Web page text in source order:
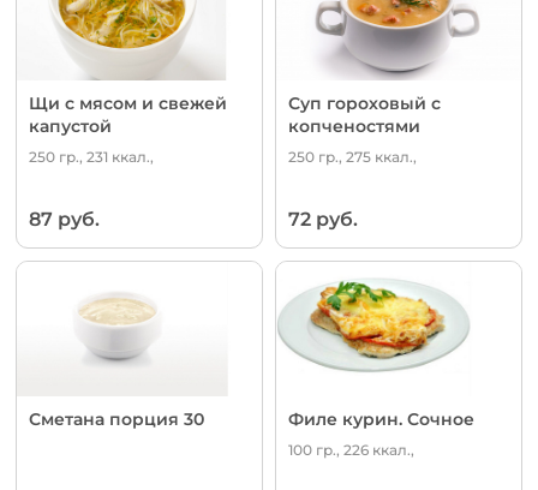
Щи с мясом и свежей
капустой
250 гр., 231 ккал.,
87 руб.
Суп гороховый с
копченостями
250 гр., 275 ккал.,
72 руб.
Сметана порция 30 Филе курин. Сочное
100 гр., 226 ккал.,